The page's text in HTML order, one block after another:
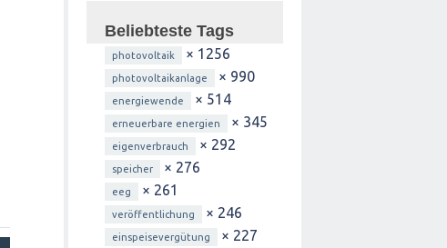
Beliebteste Tags
photovoltaik × 1256
photovoltaikanlage × 990
energiewende × 514
erneuerbare energien × 345
eigenverbrauch × 292
speicher × 276
eeg × 261
veröffentlichung × 246
einspeisevergütung × 227